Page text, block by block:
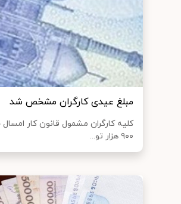
مبلغ عیدی کارگران مشخص شد
۹۰۰ هزار تو...